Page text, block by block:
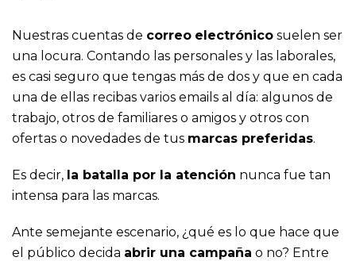
Nuestras cuentas de correo electrónico suelen ser
una locura. Contando las personales y las laborales,
es casi seguro que tengas más de dos y que en cada
una de ellas recibas varios emails al día: algunos de
trabajo, otros de familiares o amigos y otros con
ofertas o novedades de tus marcas preferidas.
Es decir, la batalla por la atención nunca fue tan
intensa para las marcas.
Ante semejante escenario, ¿qué es lo que hace que
el público decida abrir una campaña o no? Entre